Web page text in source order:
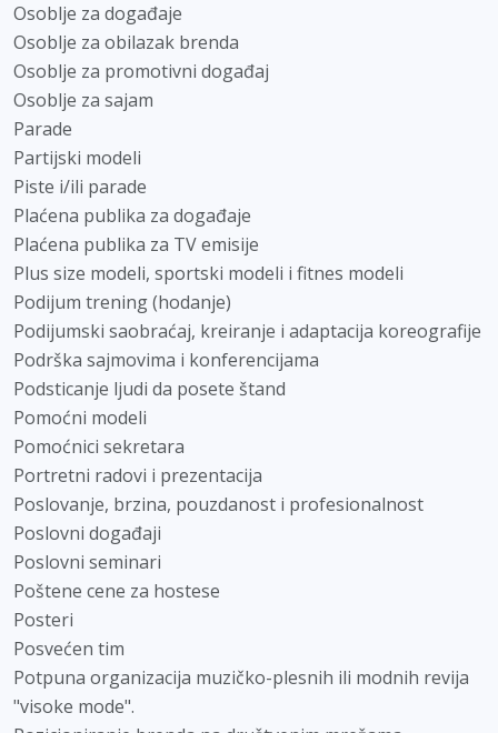
Osoblje za događaje
Osoblje za obilazak brenda
Osoblje za promotivni događaj
Osoblje za sajam
Parade
Partijski modeli
Piste i/ili parade
Plaćena publika za događaje
Plaćena publika za TV emisije
Plus size modeli, sportski modeli i fitnes modeli
Podijum trening (hodanje)
Podijumski saobraćaj, kreiranje i adaptacija koreografije
Podrška sajmovima i konferencijama
Podsticanje ljudi da posete štand
Pomoćni modeli
Pomoćnici sekretara
Portretni radovi i prezentacija
Poslovanje, brzina, pouzdanost i profesionalnost
Poslovni događaji
Poslovni seminari
Poštene cene za hostese
Posteri
Posvećen tim
Potpuna organizacija muzičko-plesnih ili modnih revija
"visoke mode".